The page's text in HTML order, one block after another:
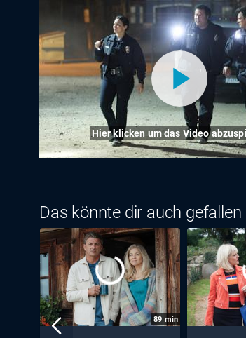
Hier klicken um das Video
Das könnte dir auch gefallen
89 min